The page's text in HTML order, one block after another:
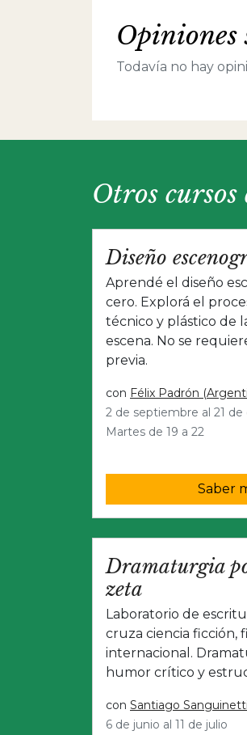
Opiniones
Todavía no hay
Otros
Diseño
Aprendé el diseño
cero. Explorá el
técnico y plástico de
escena. No se
previa.
con Félix Padrón
2 de septiembre al 21
Martes de 19 a 22
Saber
Dramaturgia
zeta
Laboratorio de
cruza ciencia ficción,
internacional.
humor crítico y
con Santiago
6 de junio al 11 de julio